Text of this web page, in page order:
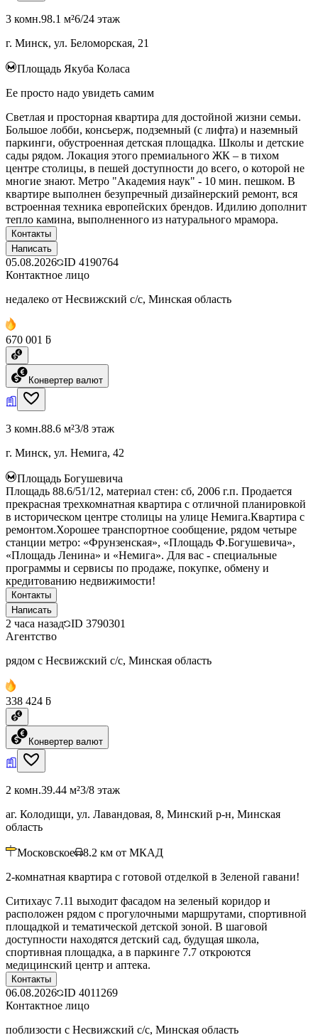
3 комн.98.1 м²6/24 этаж
г. Минск, ул. Беломорская, 21
Площадь Якуба Коласа
Ее просто надо увидеть самим
Светлая и просторная квартира для достойной жизни семьи.
Большое лобби, консьерж, подземный (с лифта) и наземный
паркинги, обустроенная детская площадка. Школы и детские
сады рядом. Локация этого премиального ЖК – в тихом
центре столицы, в пешей доступности до всего, о которой не
многие знают. Метро "Академия наук" - 10 мин. пешком. В
квартире выполнен безупречный дизайнерский ремонт, вся
встроенная техника европейских брендов. Идилию дополнит
тепло камина, выполненного из натурального мрамора.
Контакты
Написать
05.08.2026 ID 4190764
Контактное лицо
недалеко от Несвижский с/с, Минская область
670 001 ƃ
Конвертер валют
3 комн.88.6 м²3/8 этаж
г. Минск, ул. Немига, 42
Площадь Богушевича
Площадь 88.6/51/12, материал стен: сб, 2006 г.п. Продается
прекрасная трехкомнатная квартира с отличной планировкой
в историческом центре столицы на улице Немига.Квартира с
ремонтом.Хорошее транспортное сообщение, рядом четыре
станции метро: «Фрунзенская», «Площадь Ф.Богушевича»,
«Площадь Ленина» и «Немига». Для вас - специальные
программы и сервисы по продаже, покупке, обмену и
кредитованию недвижимости!
Контакты
Написать
2 часа назад ID 3790301
Агентство
рядом с Несвижский с/с, Минская область
338 424 ƃ
Конвертер валют
2 комн.39.44 м²3/8 этаж
аг. Колодищи, ул. Лавандовая, 8, Минский р-н, Минская
область
Московское 8.2 км от МКАД
2-комнатная квартира с готовой отделкой в Зеленой гавани!
Ситихаус 7.11 выходит фасадом на зеленый коридор и
расположен рядом с прогулочными маршрутами, спортивной
площадкой и тематической детской зоной. В шаговой
доступности находятся детский сад, будущая школа,
спортивная площадка, а в паркинге 7.7 откроются
медицинский центр и аптека.
Контакты
06.08.2026 ID 4011269
Контактное лицо
поблизости с Несвижский с/с, Минская область